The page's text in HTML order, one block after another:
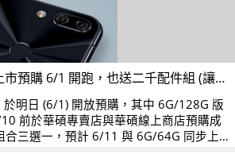
Asus ZenFone 5Z 上市預購 6/1 開跑，也送二千配件組 (讓你三選一帶回家)
明日 (6/1) 開放預購，其中 6G/128G 版
前於華碩專賣店與華碩線上商店預購成
合三選一，預計 6/11 與 6G/64G 同步上